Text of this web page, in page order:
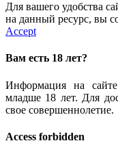
Для вашего удобства
на данный ресурс, вы
Accept
Вам есть 18 лет?
Информация на сайте
младше 18 лет. Для
свое совершеннолетие.
Access forbidden